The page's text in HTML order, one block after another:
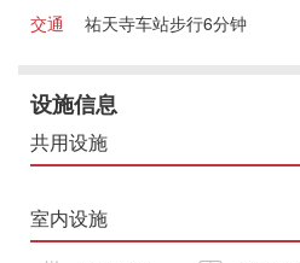
交通
祐天寺车站步行6分钟
设施信息
共用设施
室内设施